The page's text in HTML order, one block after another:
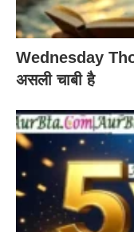
Wednesday
असली चाबी है